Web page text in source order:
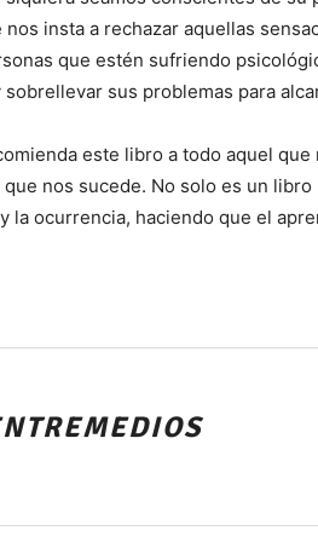
insta a rechazar aquellas
que estén sufriendo
sus problemas para
este libro a todo aquel
nos sucede. No solo es un
la ocurrencia, haciendo que el